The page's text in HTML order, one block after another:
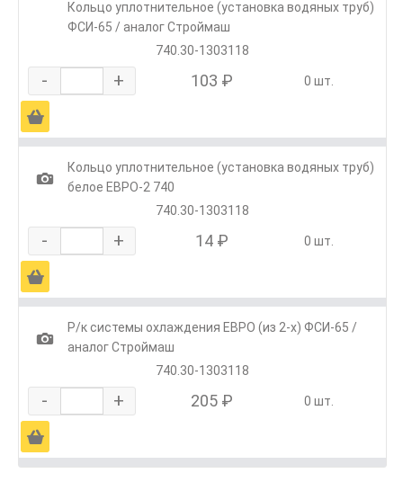
Кольцо уплотнительное (установка водяных труб)
ФСИ-65 / аналог Строймаш
740.30-1303118
- + 103 ₽ 0 шт.
Ä
1
Кольцо уплотнительное (установка водяных труб)
белое ЕВРО-2 740
740.30-1303118
- + 14 ₽ 0 шт.
Ä
1
Р/к системы охлаждения ЕВРО (из 2-х) ФСИ-65 /
аналог Строймаш
740.30-1303118
- + 205 ₽ 0 шт.
Ä